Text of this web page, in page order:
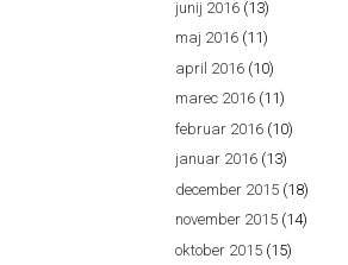
junij 2016 (13)
maj 2016 (11)
april 2016 (10)
marec 2016 (11)
februar 2016 (10)
januar 2016 (13)
december 2015 (18)
november 2015 (14)
oktober 2015 (15)